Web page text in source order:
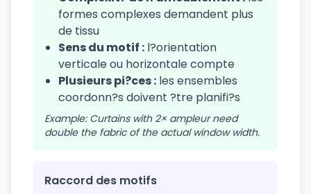
formes complexes demandent plus
de tissu
Sens du motif : l?orientation
verticale ou horizontale compte
Plusieurs pi?ces : les ensembles
coordonn?s doivent ?tre planifi?s
Example: Curtains with 2× ampleur need
double the fabric of the actual window width.
Raccord des motifs